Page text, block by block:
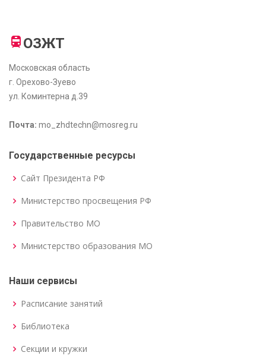
ОЗЖТ
Московская область
г. Орехово-Зуево
ул. Коминтерна д.39
Почта: mo_zhdtechn@mosreg.ru
Государственные ресурсы
Сайт Президента РФ
Министерство просвещения РФ
Правительство МО
Министерство образования МО
Наши сервисы
Расписание занятий
Библиотека
Секции и кружки